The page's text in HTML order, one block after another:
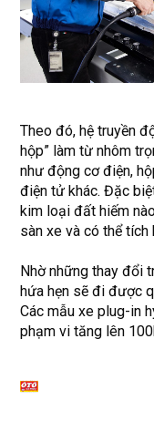
Theo đó, hệ truyền
hộp” làm từ nhôm
như động cơ điện,
điện tử khác. Đặc
kim loại đất hiếm
sàn xe và có thể tích
Nhờ những thay đổi
hứa hẹn sẽ đi được
Các mẫu xe plug-in
phạm vi tăng lên